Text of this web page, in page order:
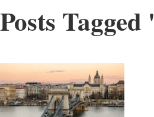
Posts Tagged '